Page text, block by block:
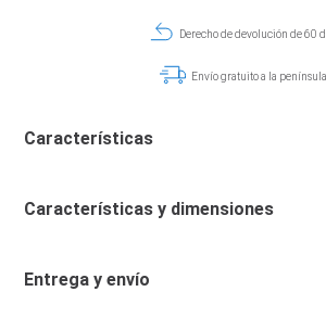
Derecho de devolución de 60
Envío gratuito a la península
Características
Características y dimensiones
Entrega y envío